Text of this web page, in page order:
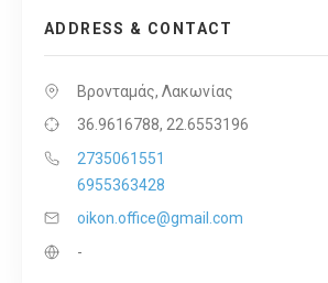
ADDRESS & CONTACT
Βρονταμάς, Λακωνίας
36.9616788, 22.6553196
2735061551
6955363428
oikon.office@gmail.com
-